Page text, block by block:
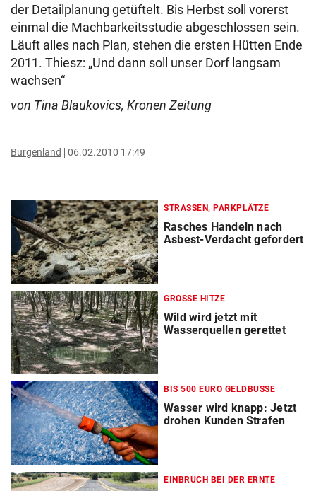
der Detailplanung getüftelt. Bis Herbst soll vorerst
einmal die Machbarkeitsstudie abgeschlossen sein.
Läuft alles nach Plan, stehen die ersten Hütten Ende
2011. Thiesz: „Und dann soll unser Dorf langsam
wachsen“
von Tina Blaukovics, Kronen Zeitung
Burgenland 06.02.2010 17:49
STRASSEN, PARKPLÄTZE
Rasches Handeln nach
Asbest-Verdacht gefordert
GROSSE HITZE
Wild wird jetzt mit
Wasserquellen gerettet
BIS 500 EURO GELDBUSSE
Wasser wird knapp: Jetzt
drohen Kunden Strafen
EINBRUCH BEI DER ERNTE